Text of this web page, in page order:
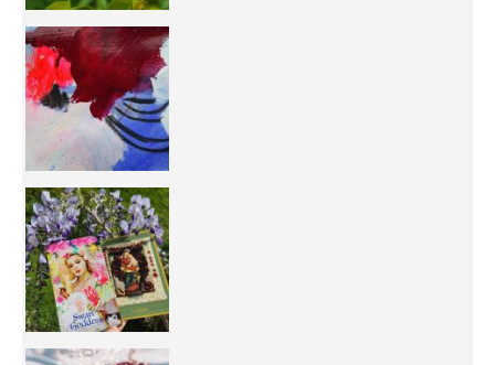
50/50 OR 100/100 ? The day after Ascension, w